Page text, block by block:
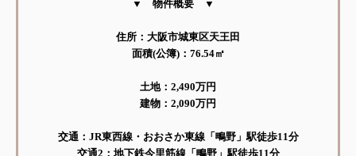
▼ 物件概要 ▼
住所：大阪市城東区天王田
面積(公簿)：76.54㎡
土地：2,490万円
建物：2,090万円
交通：JR東西線・おおさか東線「鴫野」駅徒歩11分
交通2：地下鉄今里筋線「鴫野」駅徒歩11分